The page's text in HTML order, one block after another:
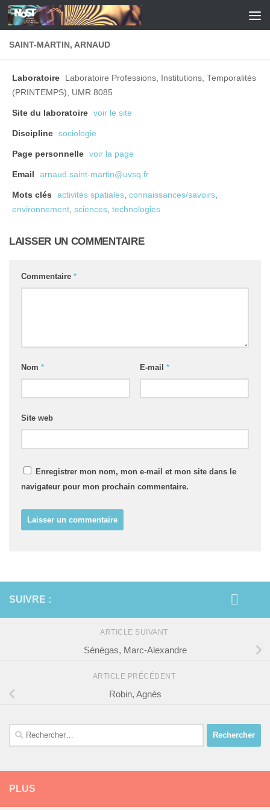
Skip to content
SAINT-MARTIN, ARNAUD
Laboratoire
Laboratoire Professions, Institutions, Temporalités
(PRINTEMPS), UMR 8085
Site du laboratoire voir le site
Discipline sociologie
Page personnelle voir la page
Email arnaud.saint-martin@uvsq.fr
Mots clés activités spatiales, connaissances/savoirs,
environnement, sciences, technologies
LAISSER UN COMMENTAIRE
Commentaire *
Nom * E-mail *
Site web
Enregistrer mon nom, mon e-mail et mon site dans le
navigateur pour mon prochain commentaire.
SUIVRE :
ARTICLE SUIVANT
Sénégas, Marc-Alexandre
ARTICLE PRÉCÉDENT
Robin, Agnès
Rechercher :
PLUS